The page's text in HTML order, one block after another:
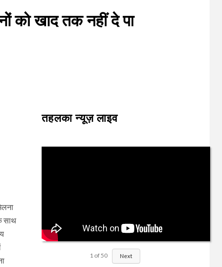
को खाद तक नहीं दे पा
साथ
तहलका न्यूज़ लाइव
1 of 50 Next